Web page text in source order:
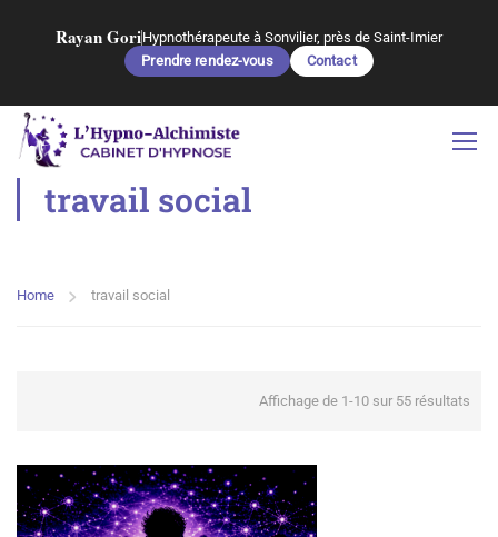
Rayan GoriHypnothérapeute à Sonvilier, près de Saint-Imier
Prendre rendez-vous
Contact
travail social
Home travail social
Affichage de 1-10 sur 55 résultats